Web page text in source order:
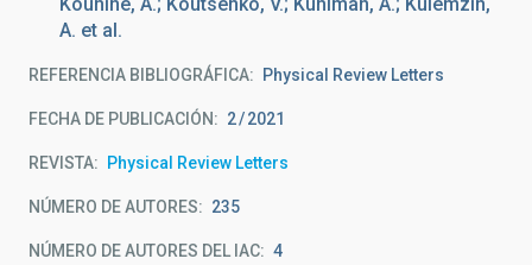
A. et al.
REFERENCIA BIBLIOGRÁFICA Physical Review Letters
FECHA DE PUBLICACIÓN: 2 2021
REVISTA Physical Review Letters
NÚMERO DE AUTORES 235
NÚMERO DE AUTORES DEL IAC 4